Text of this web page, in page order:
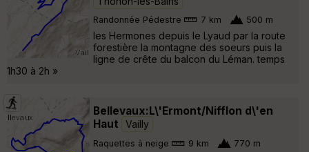
Randonnée Pédestre 7 km 500 m
les Hermones depuis le Lyaud par la route
forestière la montagne des soeurs puis la
ligne de crête du balcon du Léman. temps
1h30 à 2h »
Bellevaux:L\'Ermont/Nifflon d\'en
Haut
Vailly
Raquettes à neige 9 km 770 m